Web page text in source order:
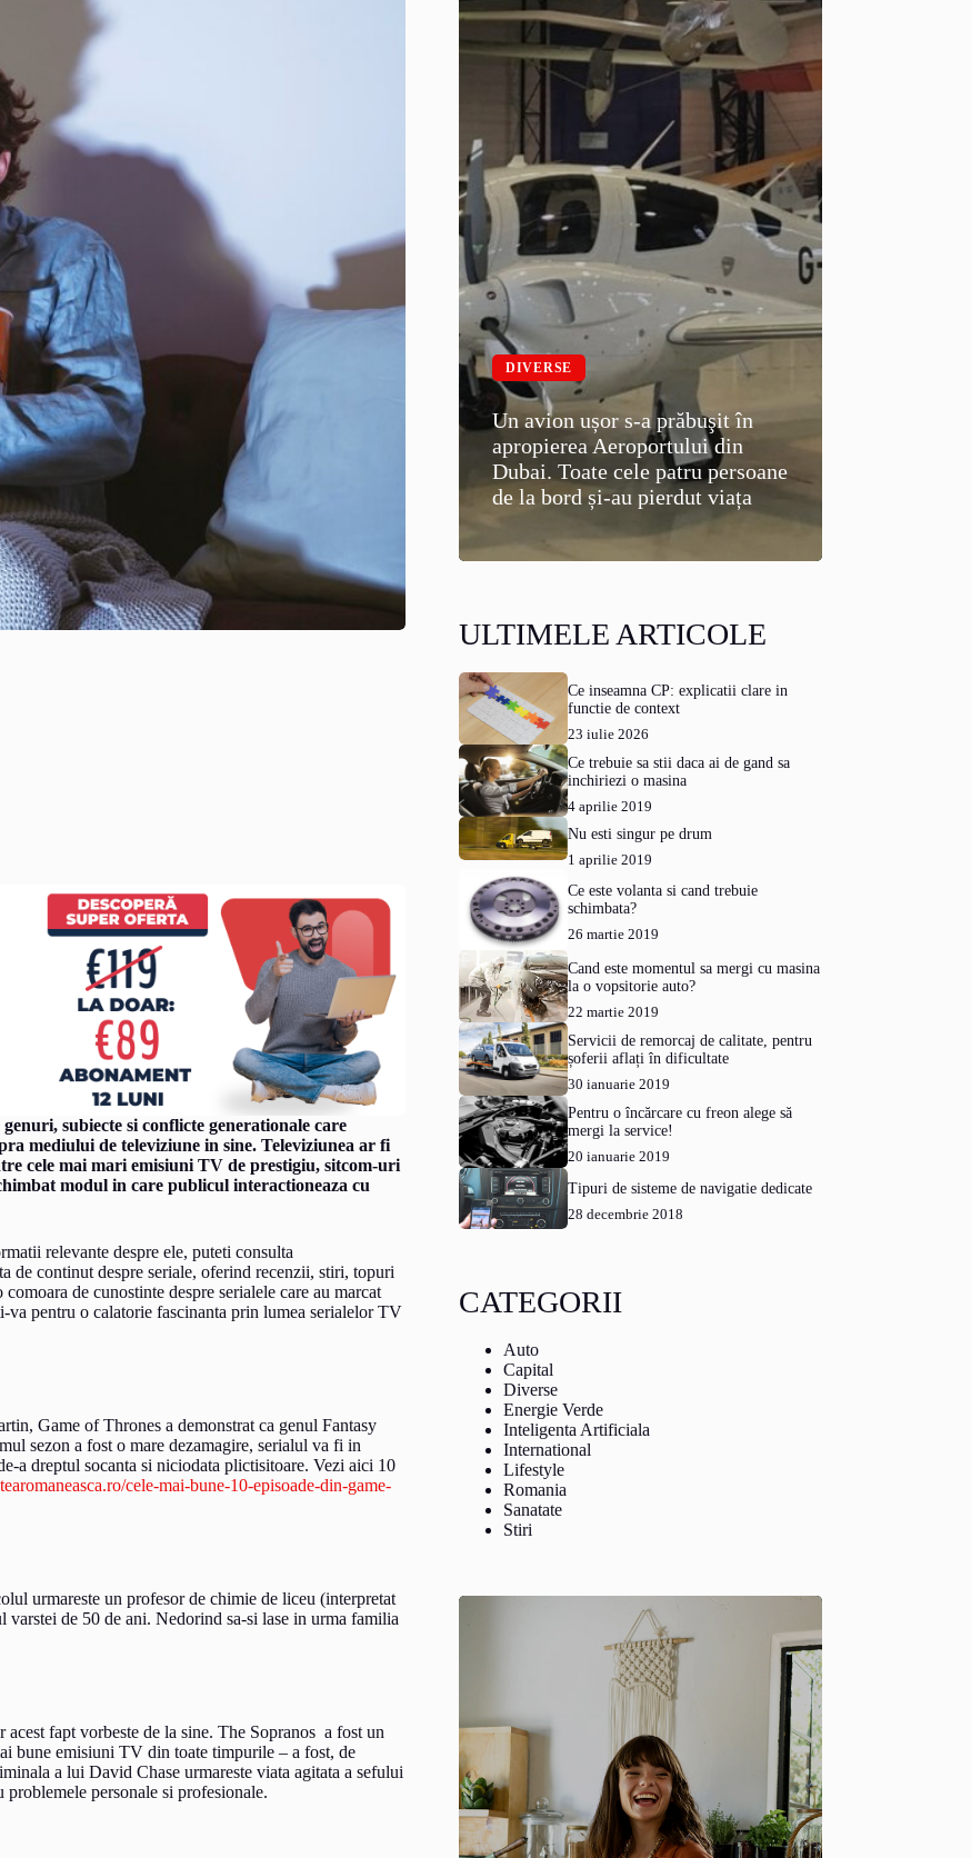
subiecte si conflicte generationale care
mediului de televiziune in sine. Televiziunea ar fi
cele mai mari emisiuni TV de prestigiu, sitcom-uri
modul in care publicul interactioneaza cu
relevante despre ele, puteti consulta
de continut despre seriale, oferind recenzii, stiri, topuri
de cunostinte despre serialele care au marcat
pentru o calatorie fascinanta prin lumea serialelor TV
Game of Thrones a demonstrat ca genul Fantasy
sezon a fost o mare dezamagire, serialul va fi in
a dreptul socanta si niciodata plictisitoare. Vezi aici 10
cele-mai-bune-10-episoade-din-game-
urmareste un profesor de chimie de liceu (interpretat
de 50 de ani. Nedorind sa-si lase in urma familia
acest fapt vorbeste de la sine. The Sopranos a fost un
bune emisiuni TV din toate timpurile – a fost, de
a lui David Chase urmareste viata agitata a sefului
personale si profesionale.
DIVERSE
Un avion ușor s-a prăbuşit în
apropierea Aeroportului din
Dubai. Toate cele patru persoane
de la bord și-au pierdut viața
ULTIMELE ARTICOLE
Ce inseamna CP: explicatii clare in
functie de context
23 iulie 2026
Ce trebuie sa stii daca ai de gand sa
inchiriezi o masina
4 aprilie 2019
Nu esti singur pe drum
1 aprilie 2019
Ce este volanta si cand trebuie
schimbata?
26 martie 2019
Cand este momentul sa mergi cu masina
la o vopsitorie auto?
22 martie 2019
Servicii de remorcaj de calitate, pentru
șoferii aflați în dificultate
30 ianuarie 2019
Pentru o încărcare cu freon alege să
mergi la service!
20 ianuarie 2019
Tipuri de sisteme de navigatie dedicate
28 decembrie 2018
CATEGORII
Auto
Capital
Diverse
Energie Verde
Inteligenta Artificiala
International
Lifestyle
Romania
Sanatate
Stiri